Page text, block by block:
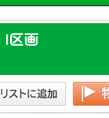
区画